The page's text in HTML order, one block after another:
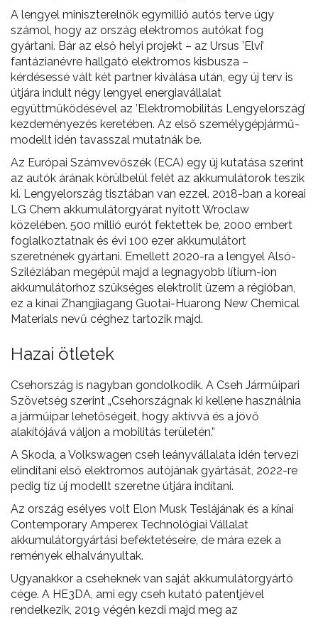
A lengyel miniszterelnök egymillió autós terve úgy
számol, hogy az ország elektromos autókat fog
gyártani. Bár az első helyi projekt – az Ursus ’Elvi’
fantázianévre hallgató elektromos kisbusza –
kérdésessé vált két partner kiválása után, egy új terv is
útjára indult négy lengyel energiavállalat
együttműködésével az ’Elektromobilitás Lengyelország’
kezdeményezés keretében. Az első személygépjármű-
modellt idén tavasszal mutatnák be.
Az Európai Számvevőszék (ECA) egy új kutatása szerint
az autók árának körülbelül felét az akkumulátorok teszik
ki. Lengyelország tisztában van ezzel. 2018-ban a koreai
LG Chem akkumulátorgyárat nyitott Wroclaw
közelében. 500 millió eurót fektettek be, 2000 embert
foglalkoztatnak és évi 100 ezer akkumulátort
szeretnének gyártani. Emellett 2020-ra a lengyel Alsó-
Sziléziában megépül majd a legnagyobb lítium-ion
akkumulátorhoz szükséges elektrolit üzem a régióban,
ez a kínai Zhangjiagang Guotai-Huarong New Chemical
Materials nevű céghez tartozik majd.
Hazai ötletek
Csehország is nagyban gondolkodik. A Cseh Járműipari
Szövetség szerint „Csehországnak ki kellene használnia
a járműipar lehetőségeit, hogy aktívvá és a jövő
alakítójává váljon a mobilitás területén.”
A Skoda, a Volkswagen cseh leányvállalata idén tervezi
elindítani első elektromos autójának gyártását, 2022-re
pedig tíz új modellt szeretne útjára indítani.
Az ország esélyes volt Elon Musk Teslájának és a kínai
Contemporary Amperex Technológiai Vállalat
akkumulátorgyártási befektetéseire, de mára ezek a
remények elhalványultak.
Ugyanakkor a cseheknek van saját akkumulátorgyártó
cége. A HE3DA, ami egy cseh kutató patentjével
rendelkezik, 2019 végén kezdi majd meg az